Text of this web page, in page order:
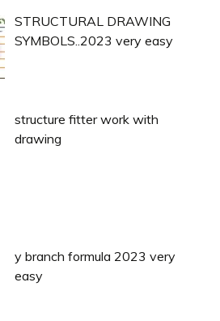
STRUCTURAL DRAWING
SYMBOLS..2023 very easy
structure fitter work with
drawing
y branch formula 2023 very
easy